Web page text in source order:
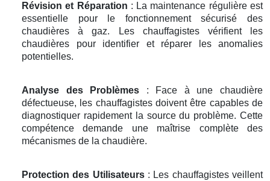
Révision et Réparation : La maintenance régulière est
essentielle pour le fonctionnement sécurisé des
chaudières à gaz. Les chauffagistes vérifient les
chaudières pour identifier et réparer les anomalies
potentielles.
Analyse des Problèmes : Face à une chaudière
défectueuse, les chauffagistes doivent être capables de
diagnostiquer rapidement la source du problème. Cette
compétence demande une maîtrise complète des
mécanismes de la chaudière.
Protection des Utilisateurs: Les chauffagistes veillent